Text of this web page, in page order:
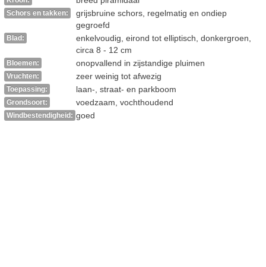
Schors en takken:
grijsbruine schors, regelmatig en ondiep
gegroefd
Blad:
enkelvoudig, eirond tot elliptisch, donkergroen,
circa 8 - 12 cm
Bloemen: onopvallend in zijstandige pluimen
Vruchten: zeer weinig tot afwezig
Toepassing: laan-, straat- en parkboom
Grondsoort: voedzaam, vochthoudend
Windbestendigheid: goed